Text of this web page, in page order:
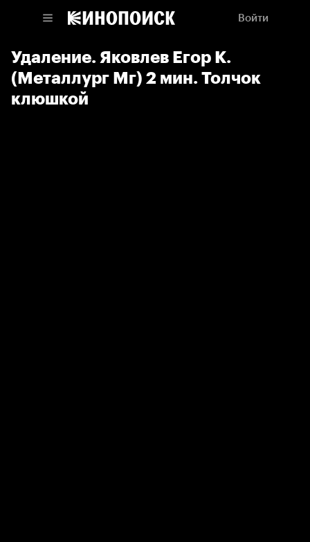
Войти
Удаление. Яковлев Егор К.
(Металлург Мг) 2 мин. Толчок
клюшкой